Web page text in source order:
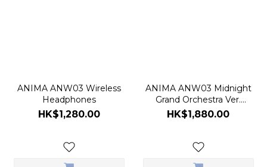
ANIMA ANW03 Wireless
Headphones
HK$1,280.00
ANIMA ANW03 Midnight
Grand Orchestra Ver.
Wireless Headphones
HK$1,880.00